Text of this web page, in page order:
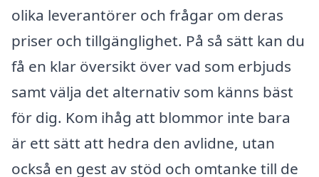
olika leverantörer och frågar om deras
priser och tillgänglighet. På så sätt kan du
få en klar översikt över vad som erbjuds
samt välja det alternativ som känns bäst
för dig. Kom ihåg att blommor inte bara
är ett sätt att hedra den avlidne, utan
också en gest av stöd och omtanke till de